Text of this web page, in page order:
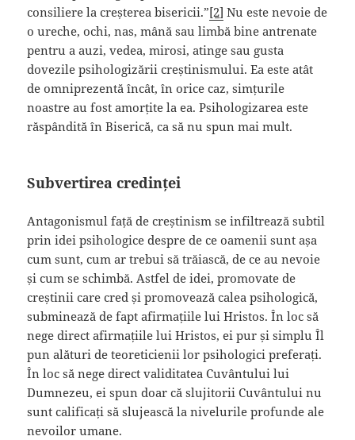
consiliere la creșterea bisericii.”[2] Nu este nevoie de
o ureche, ochi, nas, mână sau limbă bine antrenate
pentru a auzi, vedea, mirosi, atinge sau gusta
dovezile psihologizării creștinismului. Ea este atât
de omniprezentă încât, în orice caz, simțurile
noastre au fost amorțite la ea. Psihologizarea este
răspândită în Biserică, ca să nu spun mai mult.
Subvertirea credinței
Antagonismul față de creștinism se infiltrează subtil
prin idei psihologice despre de ce oamenii sunt așa
cum sunt, cum ar trebui să trăiască, de ce au nevoie
și cum se schimbă. Astfel de idei, promovate de
creștinii care cred și promovează calea psihologică,
subminează de fapt afirmațiile lui Hristos. În loc să
nege direct afirmațiile lui Hristos, ei pur și simplu Îl
pun alături de teoreticienii lor psihologici preferați.
În loc să nege direct validitatea Cuvântului lui
Dumnezeu, ei spun doar că slujitorii Cuvântului nu
sunt calificați să slujească la nivelurile profunde ale
nevoilor umane.